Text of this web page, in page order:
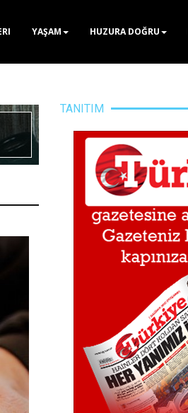
YAŞAM HUZURA DOĞRU
TANITIM